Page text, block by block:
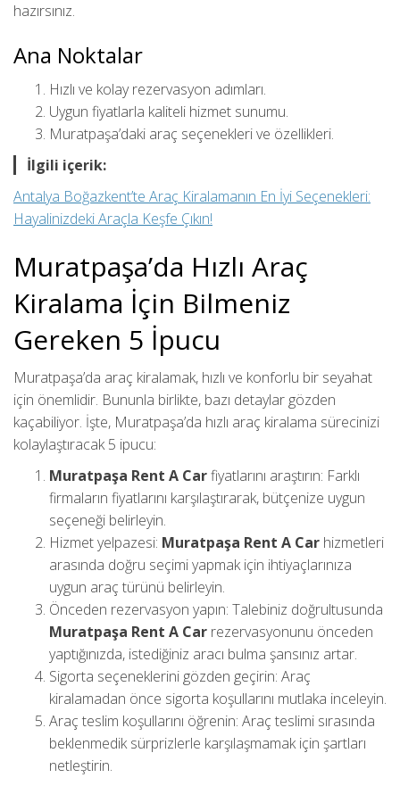
hazırsınız.
Ana Noktalar
Hızlı ve kolay rezervasyon adımları.
Uygun fiyatlarla kaliteli hizmet sunumu.
Muratpaşa’daki araç seçenekleri ve özellikleri.
İlgili içerik:
Antalya Boğazkent’te Araç Kiralamanın En İyi Seçenekleri:
Hayalinizdeki Araçla Keşfe Çıkın!
Muratpaşa’da Hızlı Araç
Kiralama İçin Bilmeniz
Gereken 5 İpucu
Muratpaşa’da araç kiralamak, hızlı ve konforlu bir seyahat
için önemlidir. Bununla birlikte, bazı detaylar gözden
kaçabiliyor. İşte, Muratpaşa’da hızlı araç kiralama sürecinizi
kolaylaştıracak 5 ipucu:
Muratpaşa Rent A Carfiyatlarını araştırın: Farklı
firmaların fiyatlarını karşılaştırarak, bütçenize uygun
seçeneği belirleyin.
Hizmet yelpazesi: Muratpaşa Rent A Car hizmetleri
arasında doğru seçimi yapmak için ihtiyaçlarınıza
uygun araç türünü belirleyin.
Önceden rezervasyon yapın: Talebiniz doğrultusunda
Muratpaşa Rent A Car rezervasyonunu önceden
yaptığınızda, istediğiniz aracı bulma şansınız artar.
Sigorta seçeneklerini gözden geçirin: Araç
kiralamadan önce sigorta koşullarını mutlaka inceleyin.
Araç teslim koşullarını öğrenin: Araç teslimi sırasında
beklenmedik sürprizlerle karşılaşmamak için şartları
netleştirin.